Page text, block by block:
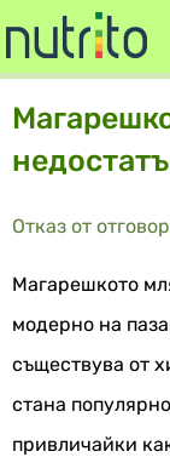
Отказ от
Магарешкото
модерно на
съществува от
стана
привличайки